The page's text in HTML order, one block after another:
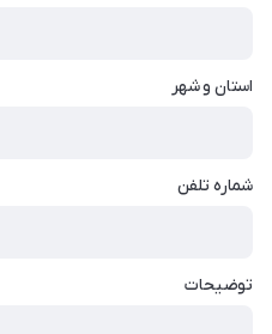
استان و شهر
شماره تلفن
توضیحات